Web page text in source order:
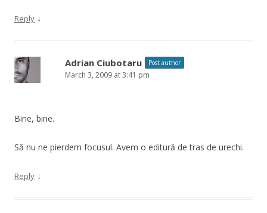
Reply ↓
Adrian Ciubotaru Post author
March 3, 2009 at 3:41 pm
Bine, bine.
Să nu ne pierdem focusul. Avem o editură de tras de urechi.
Reply ↓